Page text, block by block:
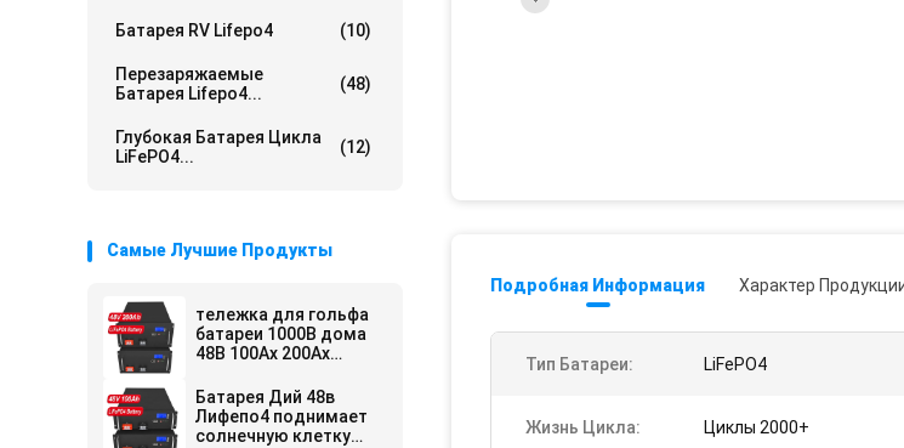
Батарея RV Lifepo4 (10)
Перезаряжаемые
Батарея Lifepo4...
(48)
Глубокая Батарея Цикла
LiFePO4...
(12)
Самые Лучшие Продукты
тележка для гольфа
батареи 1000В дома
48В 100Ах 200Ах
Батарея Дий 48в
Лифепо4 поднимает
солнечную клетку
Подробная Информация Характер
Тип Батареи: LiFePO4
Жизнь Цикла: Циклы 2000+